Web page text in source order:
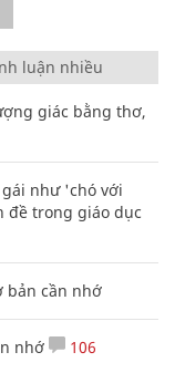
luận nhiều
giác bằng thơ,
như 'chó với
đề trong giáo dục
bản cần nhớ
nhớ 106